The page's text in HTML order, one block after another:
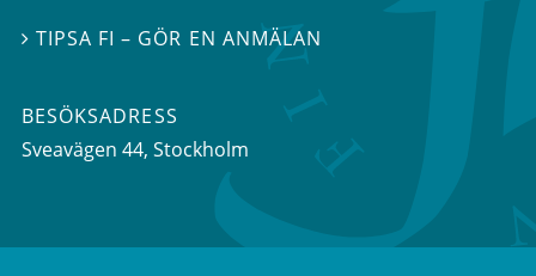
TIPSA FI – GÖR EN ANMÄLAN
BESÖKSADRESS
Sveavägen 44, Stockholm